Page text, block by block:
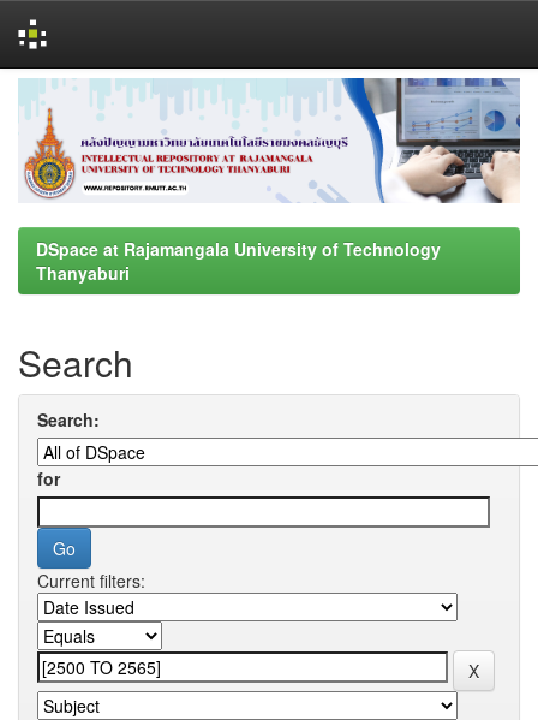
navigation
DSpace at Rajamangala University of Technology
Thanyaburi
Search
Search:
for
Current filters: